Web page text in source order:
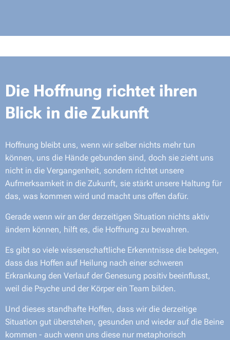
Die Hoffnung richtet ihren
Blick in die Zukunft
Hoffnung bleibt uns, wenn wir selber nichts mehr tun
können, uns die Hände gebunden sind, doch sie zieht uns
nicht in die Vergangenheit, sondern richtet unsere
Aufmerksamkeit in die Zukunft, sie stärkt unsere Haltung für
das, was kommen wird und macht uns offen dafür.
Gerade wenn wir an der derzeitigen Situation nichts aktiv
ändern können, hilft es, die Hoffnung zu bewahren.
Es gibt so viele wissenschaftliche Erkenntnisse die belegen,
dass das Hoffen auf Heilung nach einer schweren
Erkrankung den Verlauf der Genesung positiv beeinflusst,
weil die Psyche und der Körper ein Team bilden.
Und dieses standhafte Hoffen, dass wir die derzeitige
Situation gut überstehen, gesunden und wieder auf die Beine
kommen - auch wenn uns diese nur metaphorisch